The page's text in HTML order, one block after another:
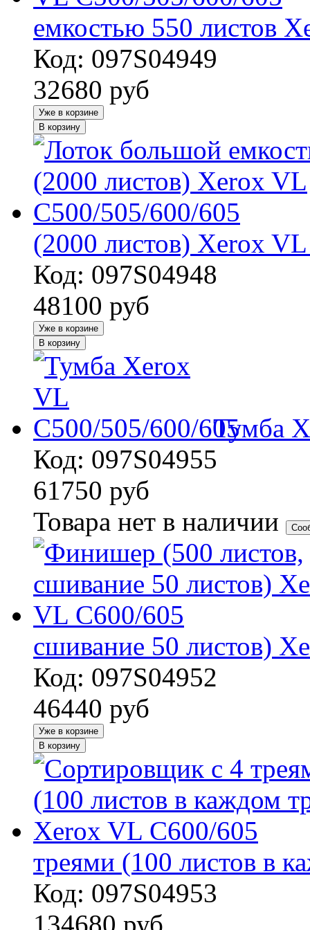
емкостью 550 листов
Код: 097S04949
32680 руб
Уже в корзине
В корзину
(2000 листов) Xerox
Код: 097S04948
48100 руб
Уже в корзине
В корзину
Тумба
Код: 097S04955
61750 руб
Товара нет в наличии
сшивание 50 листов)
Код: 097S04952
46440 руб
Уже в корзине
В корзину
треями (100 листов в
Код: 097S04953
134680 руб